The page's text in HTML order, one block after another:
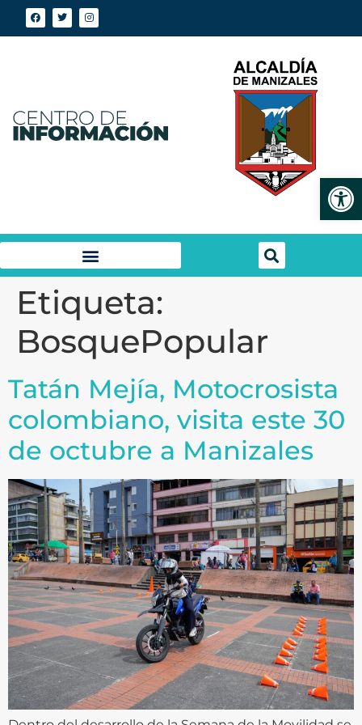
Etiqueta:
BosquePopular
Tatán Mejía, Motocrosista
colombiano, visita este 30
de octubre a Manizales